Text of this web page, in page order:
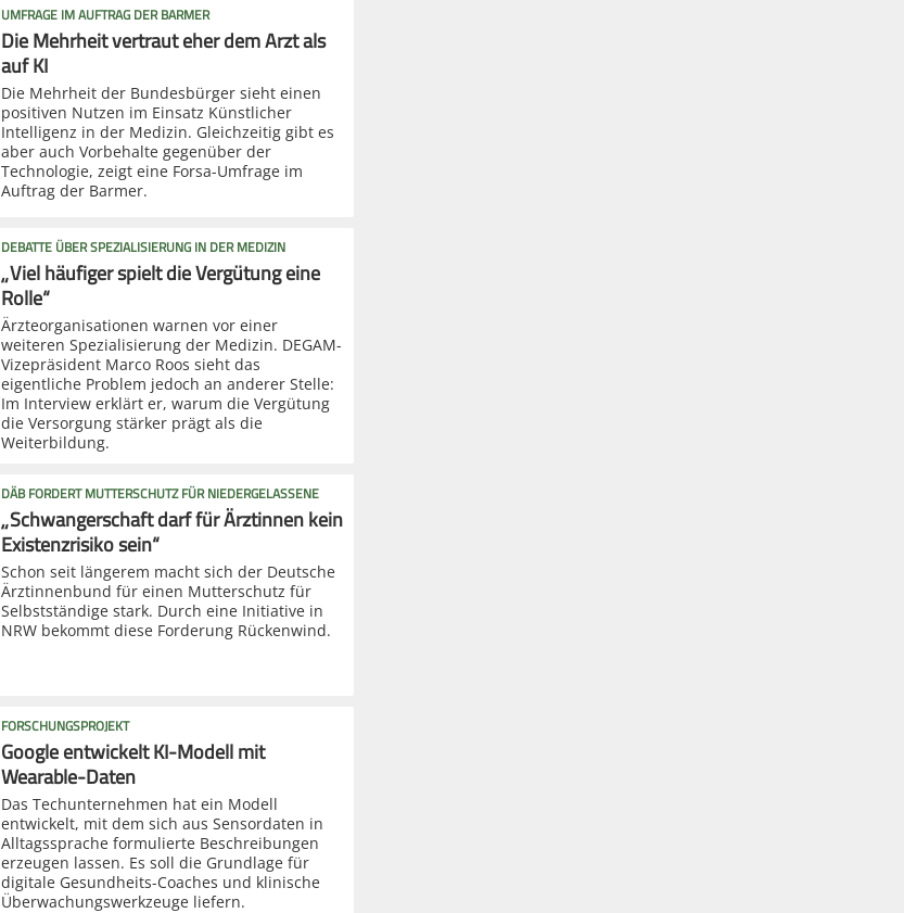
UMFRAGE IM AUFTRAG DER BARMER
Die Mehrheit vertraut eher dem Arzt als
auf KI
Die Mehrheit der Bundesbürger sieht einen
positiven Nutzen im Einsatz Künstlicher
Intelligenz in der Medizin. Gleichzeitig gibt es
aber auch Vorbehalte gegenüber der
Technologie, zeigt eine Forsa-Umfrage im
Auftrag der Barmer.
DEBATTE ÜBER SPEZIALISIERUNG IN DER MEDIZIN
„Viel häufiger spielt die Vergütung eine
Rolle“
Ärzteorganisationen warnen vor einer
weiteren Spezialisierung der Medizin. DEGAM-
Vizepräsident Marco Roos sieht das
eigentliche Problem jedoch an anderer Stelle:
Im Interview erklärt er, warum die Vergütung
die Versorgung stärker prägt als die
Weiterbildung.
DÄB FORDERT MUTTERSCHUTZ FÜR NIEDERGELASSENE
„Schwangerschaft darf für Ärztinnen kein
Existenzrisiko sein“
Schon seit längerem macht sich der Deutsche
Ärztinnenbund für einen Mutterschutz für
Selbstständige stark. Durch eine Initiative in
NRW bekommt diese Forderung Rückenwind.
FORSCHUNGSPROJEKT
Google entwickelt KI-Modell mit
Wearable-Daten
Das Techunternehmen hat ein Modell
entwickelt, mit dem sich aus Sensordaten in
Alltagssprache formulierte Beschreibungen
erzeugen lassen. Es soll die Grundlage für
digitale Gesundheits-Coaches und klinische
Überwachungswerkzeuge liefern.